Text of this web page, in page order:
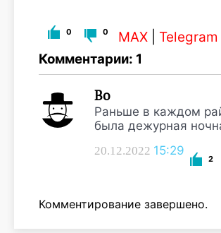
0 0 MAX Telegram
Комментарии: 1
Во
Раньше в каждом
была дежурная
20.12.2022 15:29
2
Комментирование завершено.